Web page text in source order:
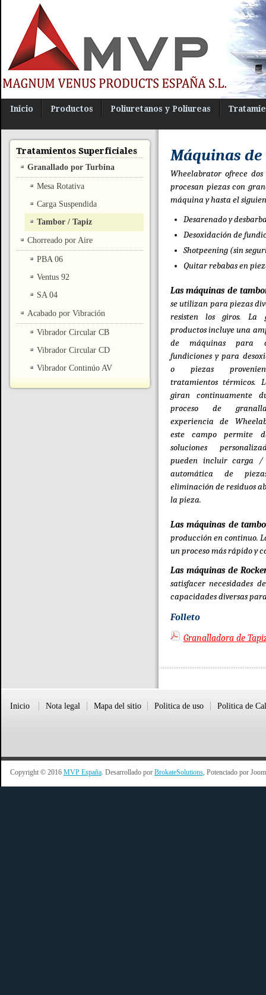
Inicio Productos Poliuretanos y Poliureas
Máquinas
Wheelabrator ofrece
procesan piezas con
máquina y hasta el
Desarenado y
Desoxidación de
Shotpeening (sin
Quitar rebabas en
Las máquinas de
se utilizan para piezas
resisten los giros. La
productos incluye una
de máquinas para
fundiciones y para
o piezas
tratamientos térmicos.
giran continuamente
proceso de
experiencia de
este campo permite
soluciones
pueden incluir carga /
automática de
eliminación de residuos
la pieza.
Las máquinas de
producción en continuo.
un proceso más rápido y
Las máquinas de
satisfacer necesidades
capacidades diversas
Folleto
Granalladora de
Tratamientos Superficiales
Granallado por Turbina
Mesa Rotativa
Carga Suspendida
Tambor / Tapiz
Chorreado por Aire
PBA 06
Ventus 92
SA 04
Acabado por Vibración
Vibrador Circular CB
Vibrador Circular CD
Vibrador Continúo AV
Inicio Nota legal Mapa del sitio Politica de uso Politica de
Copyright © 2016 MVP España. Desarrollado por BrokateSolutions, Potenciado por